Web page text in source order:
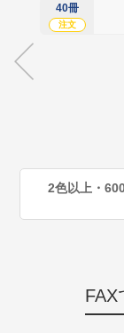
40冊
注文
2色以上・
FAX